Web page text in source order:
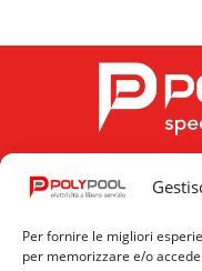
Per fornire le migliori
per memorizzare e/o